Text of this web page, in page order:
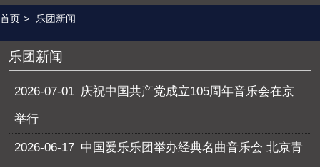
首页 > 乐团新闻
乐团新闻
2026-07-01 庆祝中国共产党成立105周年音乐会在京
举行
2026-06-17 中国爱乐乐团举办经典名曲音乐会 北京青